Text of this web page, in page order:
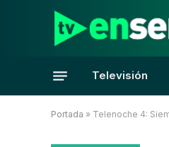
Televisión
Portada » Telenoche 4: